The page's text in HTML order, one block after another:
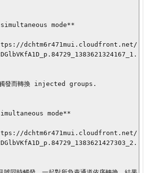
mode**
dchtm6r471mui.cloudfront.net/
觸發而轉換 injected groups.
mode**
dchtm6r471mui.cloudfront.net/